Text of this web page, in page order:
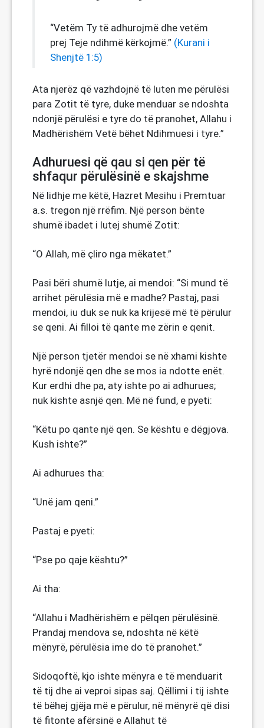
“Vetëm Ty të adhurojmë dhe vetëm
prej Teje ndihmë kërkojmë.” (Kurani i
Shenjtë 1:5)
Ata njerëz që vazhdojnë të luten me përulësi
para Zotit të tyre, duke menduar se ndoshta
ndonjë përulësi e tyre do të pranohet, Allahu i
Madhërishëm Vetë bëhet Ndihmuesi i tyre.”
Adhuruesi që qau si qen për të
shfaqur përulësinë e skajshme
Në lidhje me këtë, Hazret Mesihu i Premtuar
a.s. tregon një rrëfim. Një person bënte
shumë ibadet i lutej shumë Zotit:
“O Allah, më çliro nga mëkatet.”
Pasi bëri shumë lutje, ai mendoi: “Si mund të
arrihet përulësia më e madhe? Pastaj, pasi
mendoi, iu duk se nuk ka krijesë më të përulur
se qeni. Ai filloi të qante me zërin e qenit.
Një person tjetër mendoi se në xhami kishte
hyrë ndonjë qen dhe se mos ia ndotte enët.
Kur erdhi dhe pa, aty ishte po ai adhurues;
nuk kishte asnjë qen. Më në fund, e pyeti:
“Këtu po qante një qen. Se kështu e dëgjova.
Kush ishte?”
Ai adhurues tha:
“Unë jam qeni.”
Pastaj e pyeti:
“Pse po qaje kështu?”
Ai tha:
“Allahu i Madhërishëm e pëlqen përulësinë.
Prandaj mendova se, ndoshta në këtë
mënyrë, përulësia ime do të pranohet.”
Sidoqoftë, kjo ishte mënyra e të menduarit
të tij dhe ai veproi sipas saj. Qëllimi i tij ishte
të bëhej gjëja më e përulur, në mënyrë që disi
të fitonte afërsinë e Allahut të